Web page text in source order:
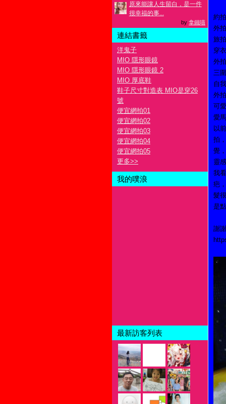
約
外
旅
穿
外
三
自
外
可
愛
以
拍
覺
靈
我
疤
髮
是
謝
原來能讓人生留白，是一件
很幸福的事...
by拿鐵喵
連結書籤
洋鬼子
MIO 隱形眼鏡
MIO 隱形眼鏡 2
MIO 厚底鞋
鞋子尺寸對造表 MIO是穿26
號
便宜網拍01
便宜網拍02
便宜網拍03
便宜網拍04
便宜網拍05
更多>>
我的噗浪
最新訪客列表